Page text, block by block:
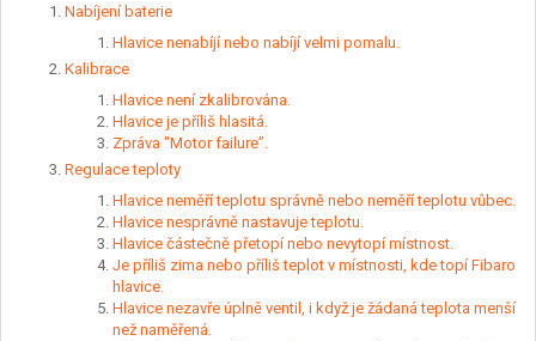
Nabíjení baterie
Hlavice nenabíjí nebo nabíjí velmi pomalu.
Kalibrace
Hlavice není zkalibrována.
Hlavice je příliš hlasitá.
Zpráva "Motor failure”.
Regulace teploty
Hlavice neměří teplotu správně nebo neměří teplotu vůbec.
Hlavice nesprávně nastavuje teplotu.
Hlavice částečně přetopí nebo nevytopí místnost.
Je příliš zima nebo příliš teplot v místnosti, kde topí Fibaro
hlavice.
Hlavice nezavře úplně ventil, i když je žádaná teplota menší
než naměřená.